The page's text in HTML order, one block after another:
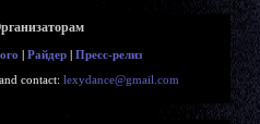
| Райдер | Пресс-релиз
contact: lexydance@gmail.com